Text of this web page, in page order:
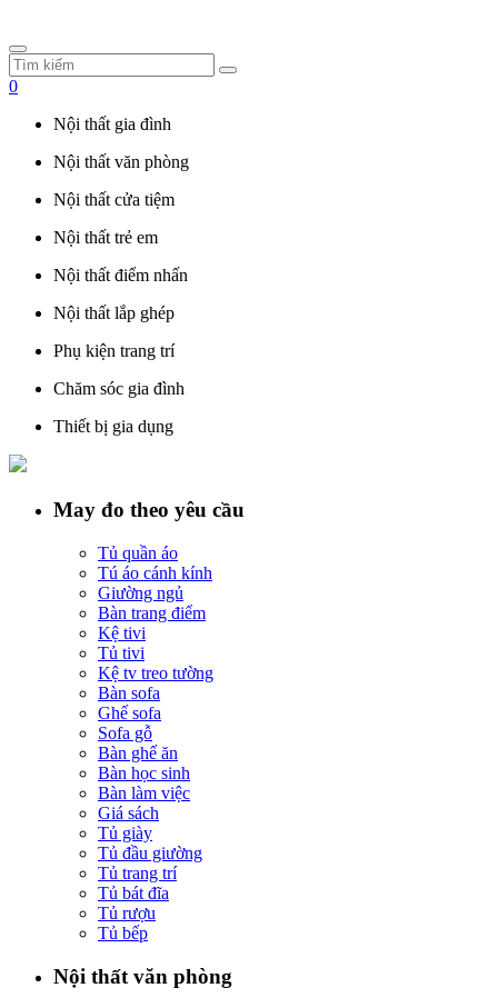
0
Nội thất gia đình
Nội thất văn phòng
Nội thất cửa tiệm
Nội thất trẻ em
Nội thất điểm nhấn
Nội thất lắp ghép
Phụ kiện trang trí
Chăm sóc gia đình
Thiết bị gia dụng
May đo theo yêu cầu
Tủ quần áo
Tú áo cánh kính
Giường ngủ
Bàn trang điểm
Kệ tivi
Tủ tivi
Kệ tv treo tường
Bàn sofa
Ghế sofa
Sofa gỗ
Bàn ghế ăn
Bàn học sinh
Bàn làm việc
Giá sách
Tủ giày
Tủ đầu giường
Tủ trang trí
Tủ bát đĩa
Tủ rượu
Tủ bếp
Nội thất văn phòng